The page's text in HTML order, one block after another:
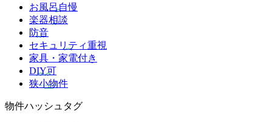
お風呂自慢
楽器相談
防音
セキュリティ重視
家具・家電付き
DIY可
狭小物件
物件ハッシュタグ